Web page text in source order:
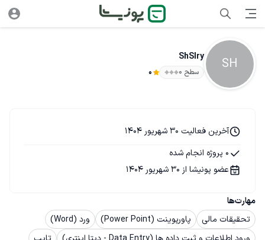
SH
ShSlry
سطح ۰ 0
مهارت‌ها
تحقیقات مالی
پاورپوینت (Power Point)
ورد (Word)
آخرین فعالیت 30 شهریور 1404
0 پروژه انجام شده
عضو پونیشا از 30 شهریور 1404